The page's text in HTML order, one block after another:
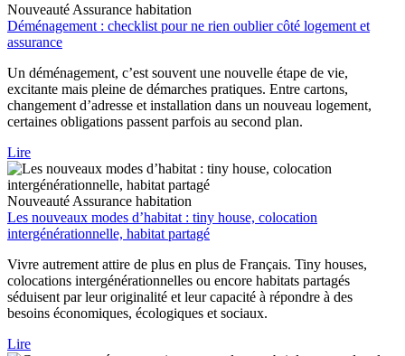
Nouveauté Assurance habitation
Déménagement : checklist pour ne rien oublier côté logement et
assurance
Un déménagement, c’est souvent une nouvelle étape de vie,
excitante mais pleine de démarches pratiques. Entre cartons,
changement d’adresse et installation dans un nouveau logement,
certaines obligations passent parfois au second plan.
Lire
Nouveauté Assurance habitation
Les nouveaux modes d’habitat : tiny house, colocation
intergénérationnelle, habitat partagé
Vivre autrement attire de plus en plus de Français. Tiny houses,
colocations intergénérationnelles ou encore habitats partagés
séduisent par leur originalité et leur capacité à répondre à des
besoins économiques, écologiques et sociaux.
Lire